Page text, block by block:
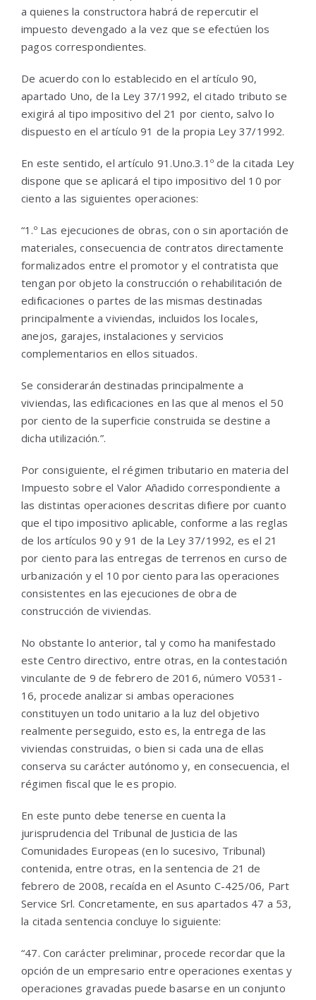
a quienes la constructora habrá de repercutir el
impuesto devengado a la vez que se efectúen los
pagos correspondientes.
De acuerdo con lo establecido en el artículo 90,
apartado Uno, de la Ley 37/1992, el citado tributo se
exigirá al tipo impositivo del 21 por ciento, salvo lo
dispuesto en el artículo 91 de la propia Ley 37/1992.
En este sentido, el artículo 91.Uno.3.1º de la citada Ley
dispone que se aplicará el tipo impositivo del 10 por
ciento a las siguientes operaciones:
“1.º Las ejecuciones de obras, con o sin aportación de
materiales, consecuencia de contratos directamente
formalizados entre el promotor y el contratista que
tengan por objeto la construcción o rehabilitación de
edificaciones o partes de las mismas destinadas
principalmente a viviendas, incluidos los locales,
anejos, garajes, instalaciones y servicios
complementarios en ellos situados.
Se considerarán destinadas principalmente a
viviendas, las edificaciones en las que al menos el 50
por ciento de la superficie construida se destine a
dicha utilización.”.
Por consiguiente, el régimen tributario en materia del
Impuesto sobre el Valor Añadido correspondiente a
las distintas operaciones descritas difiere por cuanto
que el tipo impositivo aplicable, conforme a las reglas
de los artículos 90 y 91 de la Ley 37/1992, es el 21
por ciento para las entregas de terrenos en curso de
urbanización y el 10 por ciento para las operaciones
consistentes en las ejecuciones de obra de
construcción de viviendas.
No obstante lo anterior, tal y como ha manifestado
este Centro directivo, entre otras, en la contestación
vinculante de 9 de febrero de 2016, número V0531-
16, procede analizar si ambas operaciones
constituyen un todo unitario a la luz del objetivo
realmente perseguido, esto es, la entrega de las
viviendas construidas, o bien si cada una de ellas
conserva su carácter autónomo y, en consecuencia, el
régimen fiscal que le es propio.
En este punto debe tenerse en cuenta la
jurisprudencia del Tribunal de Justicia de las
Comunidades Europeas (en lo sucesivo, Tribunal)
contenida, entre otras, en la sentencia de 21 de
febrero de 2008, recaída en el Asunto C-425/06, Part
Service Srl. Concretamente, en sus apartados 47 a 53,
la citada sentencia concluye lo siguiente:
“47. Con carácter preliminar, procede recordar que la
opción de un empresario entre operaciones exentas y
operaciones gravadas puede basarse en un conjunto